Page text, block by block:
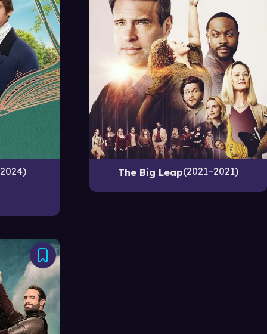
2024 The Big Leap 2021–2021